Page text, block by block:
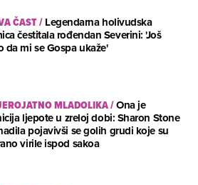
ČAST/Legendarna holivudska
čestitala rođendan Severini: 'Još
da mi se Gospa ukaže'
MLADOLIKA/Ona je
ljepote u zreloj dobi: Sharon Stone
pojavivši se golih grudi koje su
virile ispod sakoa